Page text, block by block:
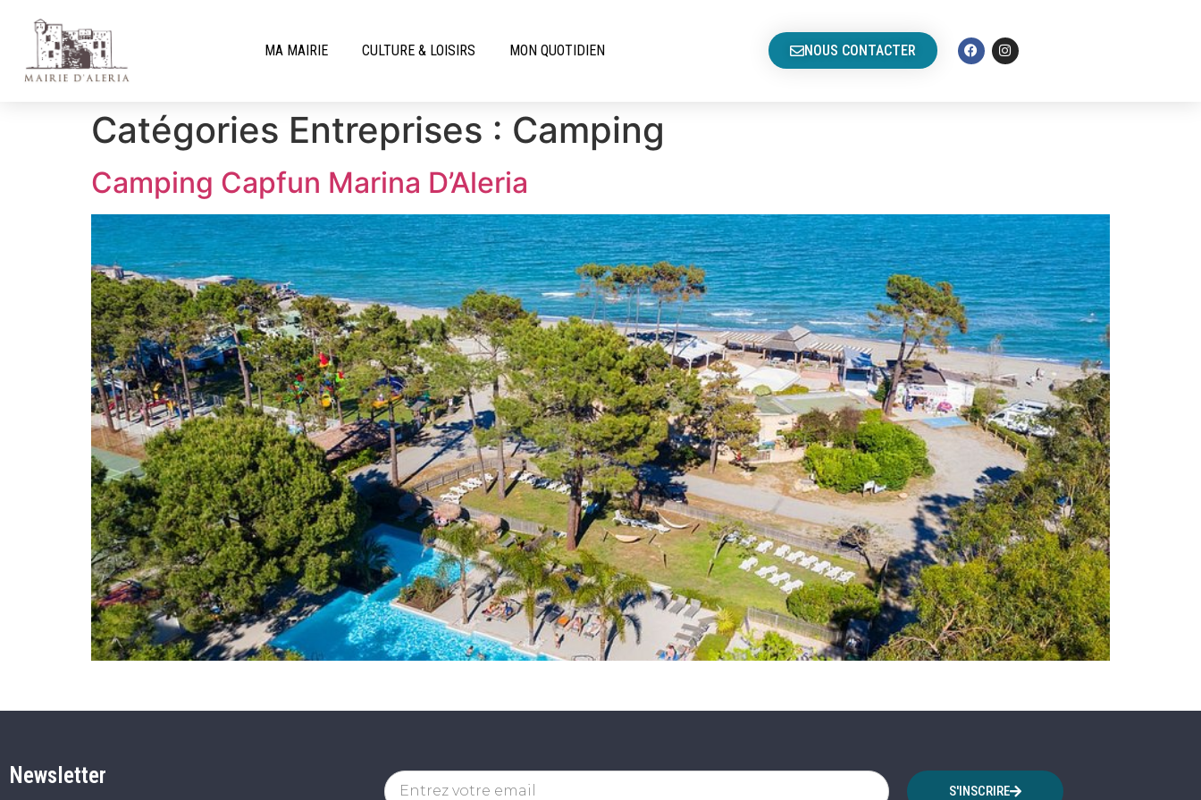
MA MAIRIE CULTURE & LOISIRS MON QUOTIDIEN NOUS CONTACTER
Catégories Entreprises : Camping
Camping Capfun Marina D’Aleria
Newsletter
S'INSCRIRE